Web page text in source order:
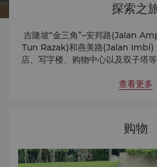
探索之
吉隆坡“金三角”–安邦路(Jalan
Tun Razak)和燕美路(Jalan Imbi)
店、写字楼、购物中心以及双子塔
坡会议中心及毗邻的KLCC-武吉免
查看更多
购物